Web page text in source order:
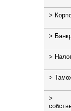
МФК
лиц
>
>
>
>
>